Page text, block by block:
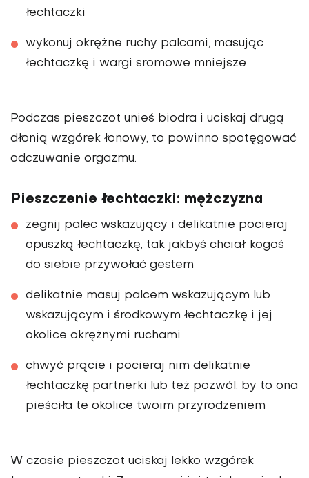
łechtaczki
wykonuj okrężne ruchy palcami, masując
łechtaczkę i wargi sromowe mniejsze
Podczas pieszczot unieś biodra i uciskaj drugą
dłonią wzgórek łonowy, to powinno spotęgować
odczuwanie orgazmu.
Pieszczenie łechtaczki: mężczyzna
zegnij palec wskazujący i delikatnie pocieraj
opuszką łechtaczkę, tak jakbyś chciał kogoś
do siebie przywołać gestem
delikatnie masuj palcem wskazującym lub
wskazującym i środkowym łechtaczkę i jej
okolice okrężnymi ruchami
chwyć prącie i pocieraj nim delikatnie
łechtaczkę partnerki lub też pozwól, by to ona
pieściła te okolice twoim przyrodzeniem
W czasie pieszczot uciskaj lekko wzgórek